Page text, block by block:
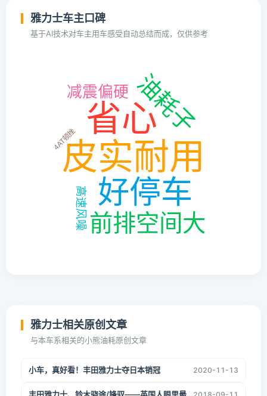
雅力士车主口碑
基于AI技术对车主用车感受自动总结而成，仅供参考
雅力士相关原创文章
与本车系相关的小熊油耗原创文章
小车，真好看！丰田雅力士夺日本销冠 2020-11-13